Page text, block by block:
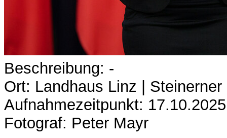
Beschreibung: -
Ort: Landhaus Linz | Steinerner
Aufnahmezeitpunkt: 17.10.2025
Fotograf: Peter Mayr